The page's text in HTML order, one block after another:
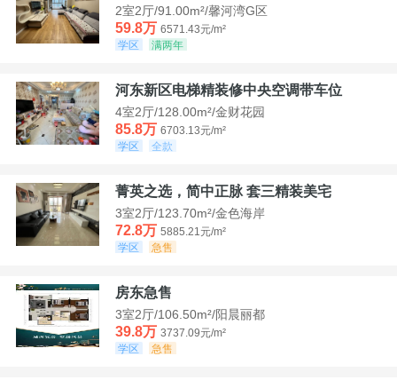
2室2厅/91.00m²/馨河湾G区
59.8万 6571.43元/m²
学区
满两年
河东新区电梯精装修中央空调带车位
4室2厅/128.00m²/金财花园
85.8万 6703.13元/m²
学区
全款
菁英之选，简中正脉 套三精装美宅
3室2厅/123.70m²/金色海岸
72.8万 5885.21元/m²
学区
急售
房东急售
3室2厅/106.50m²/阳晨丽都
39.8万 3737.09元/m²
学区
急售